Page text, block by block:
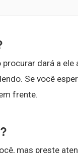
procurar dará a ele
Se você
frente.
mas preste